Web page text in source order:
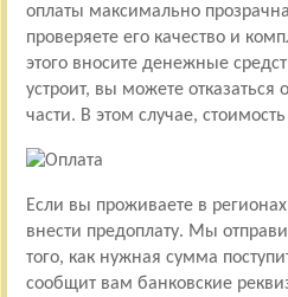
оплаты максимально
проверяете его качество и
этого вносите денежные
устроит, вы можете отказаться
части. В этом случае,
Если вы проживаете в
внести предоплату. Мы
того, как нужная сумма
сообщит вам банковские